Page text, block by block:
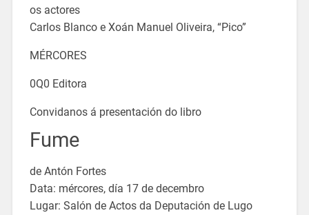
os actores
Carlos Blanco e Xoán Manuel Oliveira, “Pico”
MÉRCORES
0Q0 Editora
Convidanos á presentación do libro
Fume
de Antón Fortes
Data: mércores, día 17 de decembro
Lugar: Salón de Actos da Deputación de Lugo